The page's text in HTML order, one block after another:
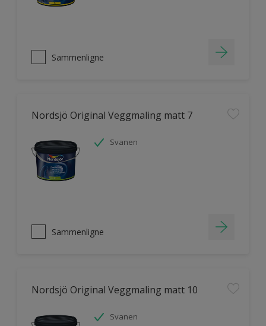
Sammenligne
Nordsjö Original Veggmaling matt 7
Svanen
Sammenligne
Nordsjö Original Veggmaling matt 10
Svanen